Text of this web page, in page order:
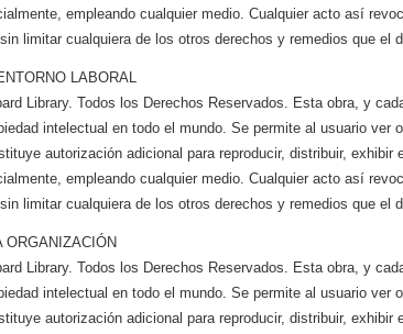
empleando cualquier medio. Cualquier acto así
limitar cualquiera de los otros derechos y remedios que el
LABORAL
Library. Todos los Derechos Reservados. Esta obra, y
intelectual en todo el mundo. Se permite al usuario ver
autorización adicional para reproducir, distribuir,
empleando cualquier medio. Cualquier acto así
limitar cualquiera de los otros derechos y remedios que el
ORGANIZACIÓN
Library. Todos los Derechos Reservados. Esta obra, y
intelectual en todo el mundo. Se permite al usuario ver
autorización adicional para reproducir, distribuir,